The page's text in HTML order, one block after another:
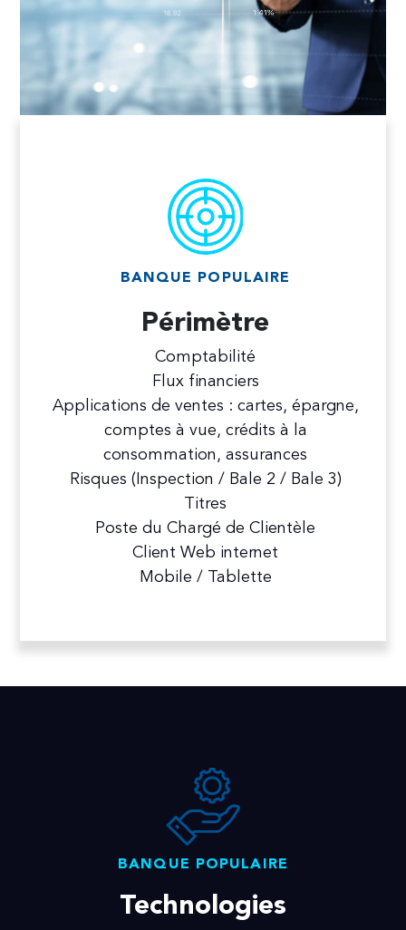
BANQUE POPULAIRE
Périmètre
Comptabilité
Flux financiers
Applications de ventes : cartes, épargne,
comptes à vue, crédits à la
consommation, assurances
Risques (Inspection / Bale 2 / Bale 3)
Titres
Poste du Chargé de Clientèle
Client Web internet
Mobile / Tablette
BANQUE POPULAIRE
Technologies